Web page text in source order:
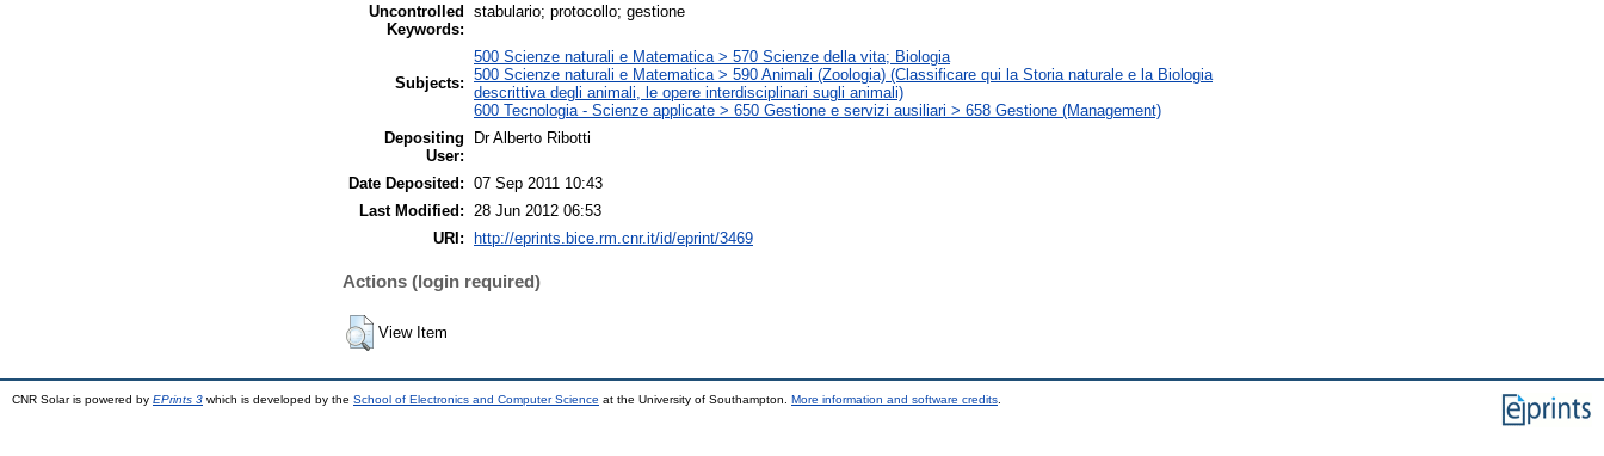
Uncontrolled
Keywords:
stabulario; protocollo; gestione
Subjects:
500 Scienze naturali e Matematica > 570 Scienze della vita; Biologia
500 Scienze naturali e Matematica > 590 Animali (Zoologia) (Classificare qui la Storia naturale e la Biologia
descrittiva degli animali, le opere interdisciplinari sugli animali)
600 Tecnologia - Scienze applicate > 650 Gestione e servizi ausiliari > 658 Gestione (Management)
Depositing
User:
Dr Alberto Ribotti
Date Deposited: 07 Sep 2011 10:43
Last Modified:
28 Jun 2012 06:53
URI:
http://eprints.bice.rm.cnr.it/id/eprint/3469
Actions (login required)
View Item
CNR Solar is powered by EPrints 3 which is developed by the School of Electronics and Computer Science at the University of Southampton. More information and software credits